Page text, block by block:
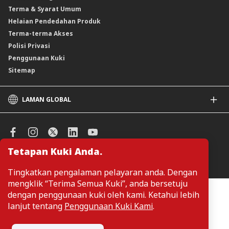
Tetapan Kuki Anda.
Tingkatkan pengalaman pelayaran anda. Dengan
mengklik “Terima Semua Kuki”, anda bersetuju
dengan penggunaan kuki oleh kami. Ketahui lebih
lanjut tentang Penggunaan Kuki Kami.
Instrumen Deposit Boleh Niaga
Unit Amanah Harga Berubah ASNB
Terma & Syarat Umum
Helaian Pendedahan Produk
Terma-terma Akses
Polisi Privasi
Penggunaan Kuki
Sitemap
LAMAN GLOBAL
CIMB Islamic
CIMB Bank (SG)
CIMB Bank (KH)
CIMB Thai
CIMB Bank (VN)
CIMB Bank (PH)
Pelanggan tidak perlu memberikan butiran peribadi ketika melayari
atau mengakses maklumat berkaitan produk dan perkhidmatan di
laman web. Butiran perbadi hanya diperlukan sekiranya pelanggan
produk atau perkhidmatan.